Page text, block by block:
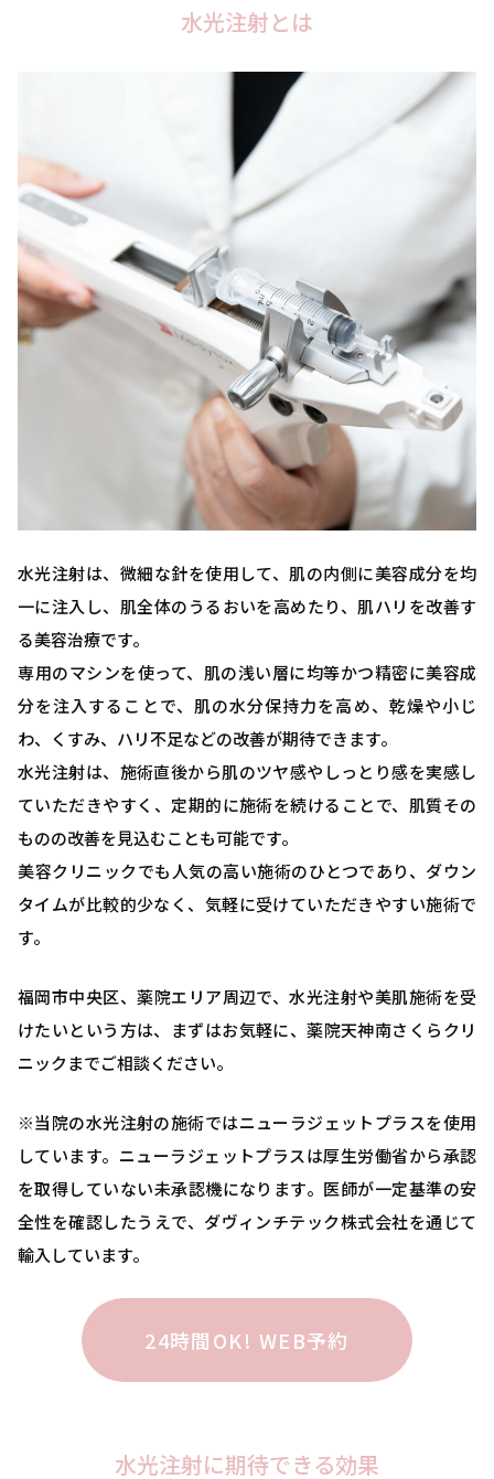
水光注射とは
水光注射は、微細な針を使用して、肌の内側に美容成分を均
一に注入し、肌全体のうるおいを高めたり、肌ハリを改善す
る美容治療です。
専用のマシンを使って、肌の浅い層に均等かつ精密に美容成
分を注入することで、肌の水分保持力を高め、乾燥や小じ
わ、くすみ、ハリ不足などの改善が期待できます。
水光注射は、施術直後から肌のツヤ感やしっとり感を実感し
ていただきやすく、定期的に施術を続けることで、肌質その
ものの改善を見込むことも可能です。
美容クリニックでも人気の高い施術のひとつであり、ダウン
タイムが比較的少なく、気軽に受けていただきやすい施術で
す。
福岡市中央区、薬院エリア周辺で、水光注射や美肌施術を受
けたいという方は、まずはお気軽に、薬院天神南さくらクリ
ニックまでご相談ください。
※当院の水光注射の施術ではニューラジェットプラスを使用
しています。ニューラジェットプラスは厚生労働省から承認
を取得していない未承認機になります。医師が一定基準の安
全性を確認したうえで、ダヴィンチテック株式会社を通じて
輸入しています。
24時間OK! WEB予約
水光注射に期待できる効果